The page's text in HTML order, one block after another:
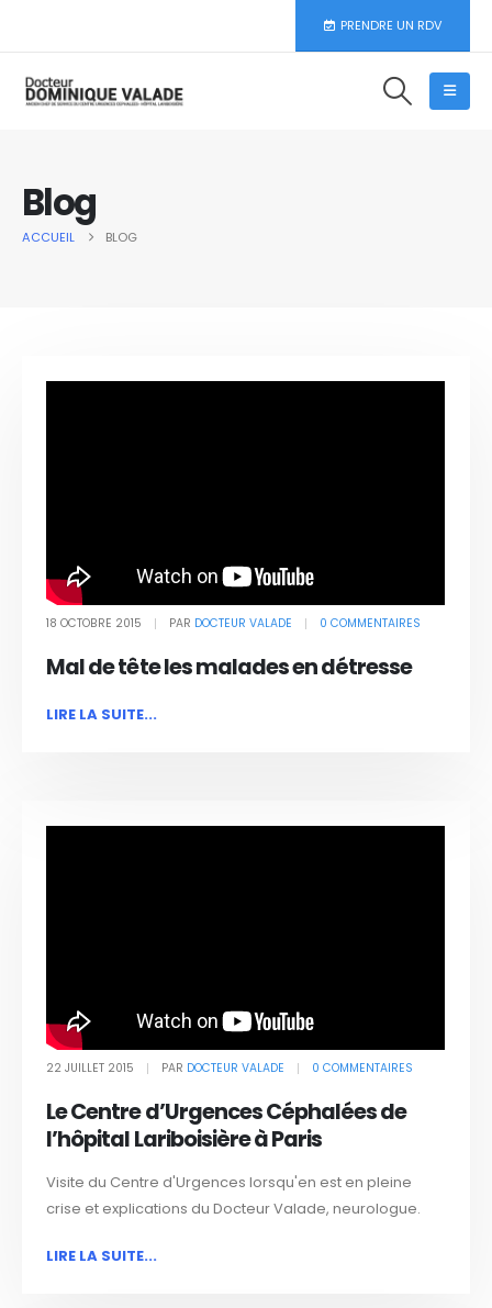
PRENDRE UN RDV
Blog
ACCUEIL BLOG
18 OCTOBRE 2015 PAR DOCTEUR VALADE 0 COMMENTAIRES
Mal de tête les malades en détresse
LIRE LA SUITE...
22 JUILLET 2015 PAR DOCTEUR VALADE 0 COMMENTAIRES
Le Centre d’Urgences Céphalées de
l’hôpital Lariboisière à Paris
Visite du Centre d'Urgences lorsqu'en est en pleine
crise et explications du Docteur Valade, neurologue.
LIRE LA SUITE...